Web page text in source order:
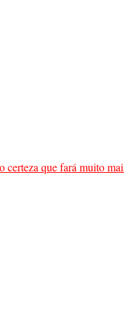
certeza que fará muito